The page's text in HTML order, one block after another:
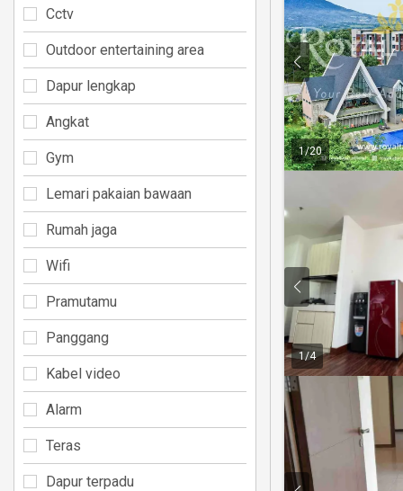
1/20
1 /4
Cctv
Outdoor entertaining area
Dapur lengkap
Angkat
Gym
Lemari pakaian bawaan
Rumah jaga
Wifi
Pramutamu
Panggang
Kabel video
Alarm
Teras
Dapur terpadu